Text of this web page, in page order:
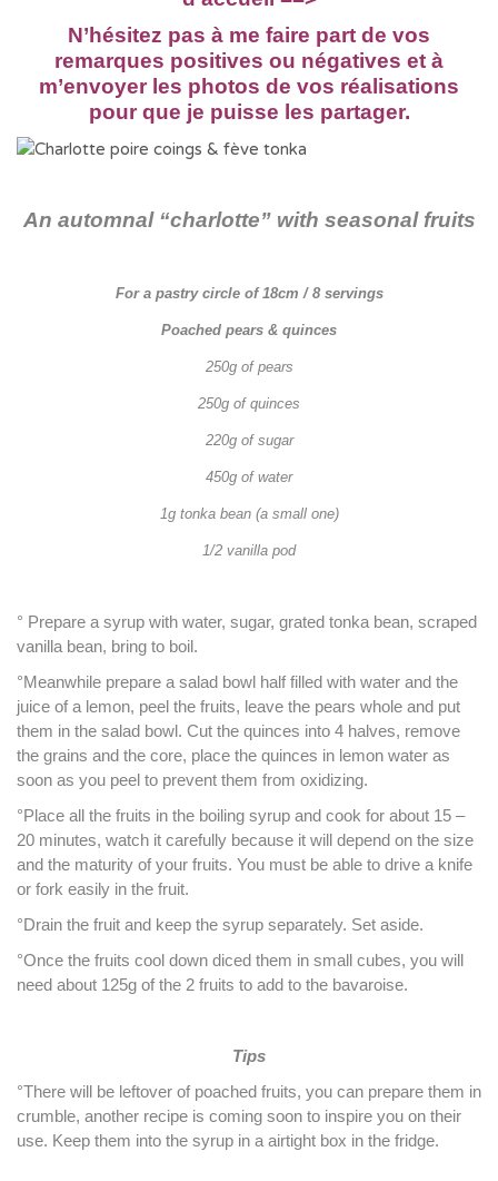
N’hésitez pas à me faire part de vos
remarques positives ou négatives et à
m’envoyer les photos de vos réalisations
pour que je puisse les partager.
An automnal “charlotte” with seasonal fruits
For a pastry circle of 18cm / 8 servings
Poached pears & quinces
250g of pears
250g of quinces
220g of sugar
450g of water
1g tonka bean (a small one)
1/2 vanilla pod
° Prepare a syrup with water, sugar, grated tonka bean, scraped
vanilla bean, bring to boil.
°Meanwhile prepare a salad bowl half filled with water and the
juice of a lemon, peel the fruits, leave the pears whole and put
them in the salad bowl. Cut the quinces into 4 halves, remove
the grains and the core, place the quinces in lemon water as
soon as you peel to prevent them from oxidizing.
°Place all the fruits in the boiling syrup and cook for about 15 –
20 minutes, watch it carefully because it will depend on the size
and the maturity of your fruits. You must be able to drive a knife
or fork easily in the fruit.
°Drain the fruit and keep the syrup separately. Set aside.
°Once the fruits cool down diced them in small cubes, you will
need about 125g of the 2 fruits to add to the bavaroise.
Tips
°There will be leftover of poached fruits, you can prepare them in
crumble, another recipe is coming soon to inspire you on their
use. Keep them into the syrup in a airtight box in the fridge.